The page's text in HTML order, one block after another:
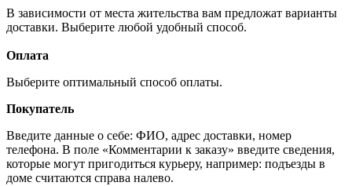
В зависимости от места жительства вам предложат варианты
доставки. Выберите любой удобный способ.
Оплата
Выберите оптимальный способ оплаты.
Покупатель
Введите данные о себе: ФИО, адрес доставки, номер
телефона. В поле «Комментарии к заказу» введите сведения,
которые могут пригодиться курьеру, например: подъезды в
доме считаются справа налево.